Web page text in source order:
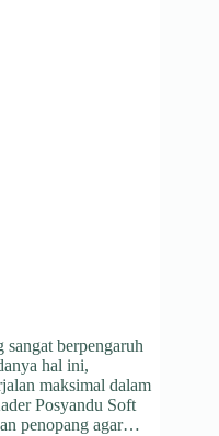
berpengaruh
hal ini,
maksimal dalam
Posyandu Soft
penopang agar…